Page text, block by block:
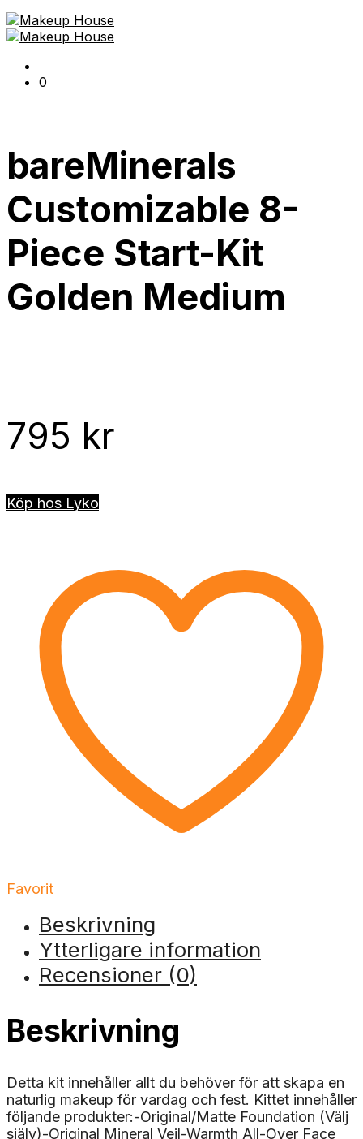
0
bareMinerals
Customizable 8-
Piece Start-Kit
Golden Medium
795 kr
Köp hos Lyko
Favorit
Beskrivning
Ytterligare information
Recensioner (0)
Beskrivning
Detta kit innehåller allt du behöver för att skapa en
naturlig makeup för vardag och fest. Kittet innehåller
följande produkter:-Original/Matte Foundation (Välj
själv)-Original Mineral Veil-Warmth All-Over Face